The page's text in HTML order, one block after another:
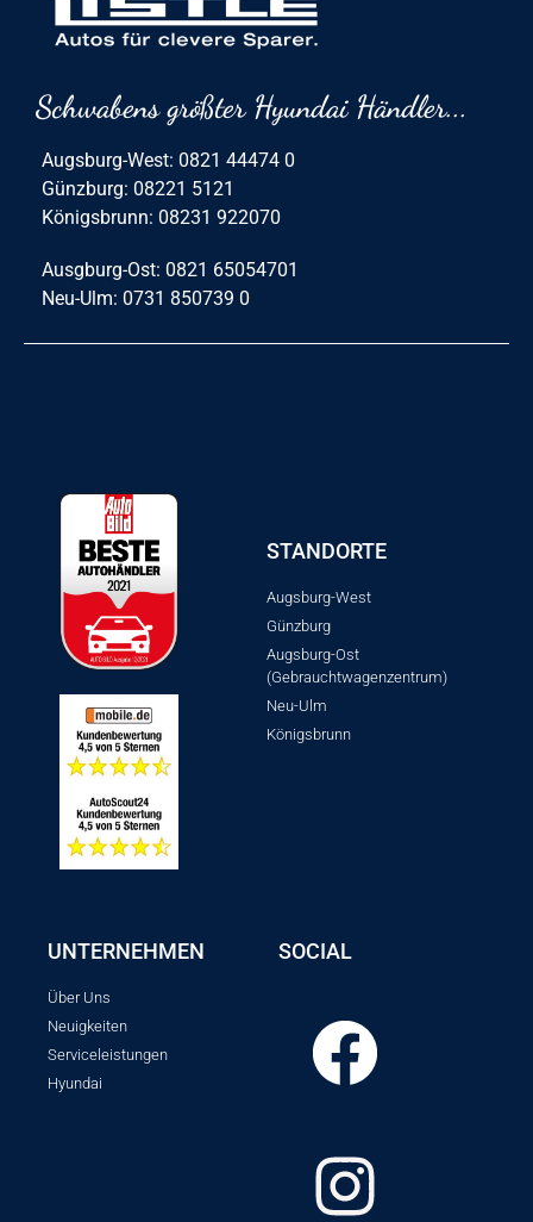
Schwabens größter Hyundai Händler...
Augsburg-West: 0821 44474 0
Günzburg: 08221 5121
Königsbrunn: 08231 922070
Ausgburg-Ost: 0821 65054701
Neu-Ulm: 0731 850739 0
STANDORTE
Augsburg-West
Günzburg
Augsburg-Ost
(Gebrauchtwagenzentrum)
Neu-Ulm
Königsbrunn
UNTERNEHMEN
Über Uns
Neuigkeiten
Serviceleistungen
Hyundai
SOCIAL